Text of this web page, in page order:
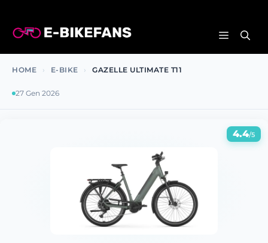
MENU
HOME › E-BIKE › GAZELLE ULTIMATE T11
27 Gen 2026
4.4/5